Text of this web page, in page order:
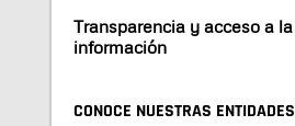
Transparencia y acceso a la
información
CONOCE NUESTRAS ENTIDADES